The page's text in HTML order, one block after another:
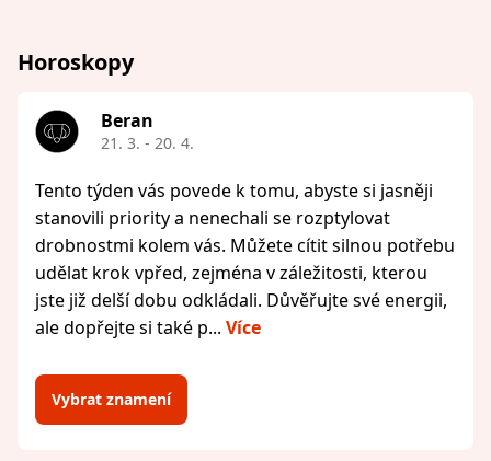
Horoskopy
Beran
21. 3. - 20. 4.
Tento týden vás povede k tomu, abyste si jasněji
stanovili priority a nenechali se rozptylovat
drobnostmi kolem vás. Můžete cítit silnou potřebu
udělat krok vpřed, zejména v záležitosti, kterou
jste již delší dobu odkládali. Důvěřujte své energii,
ale dopřejte si také p... Více
Vybrat znamení